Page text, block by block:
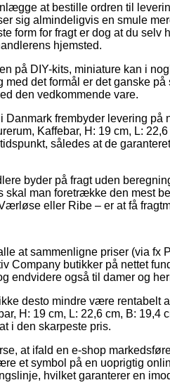
at bestille ordren til
sig almindeligvis en smule
form for fragt er dog at du
hjemsted.
på DIY-kits, miniature kan i
med det formål er det ganske
den vedkommende vare.
Danmark frembyder levering
Kaffebar, H: 19 cm, L:
således at de
byder på fragt uden
man foretrække den mest
eller Ribe – er at få
at sammenligne priser (via
Company butikker på nettet
endvidere også til damer og
desto mindre være rentabelt
H: 19 cm, L: 22,6 cm, B:
i den skarpeste pris.
at ifald en e-shop
et symbol på en uoprigtig
hvilket garanterer en